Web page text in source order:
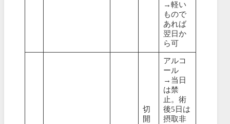
→軽い
もので
あれば
翌日か
ら可
切
開
アルコ
ール
→当日
は禁
止。術
後5日は
摂取非